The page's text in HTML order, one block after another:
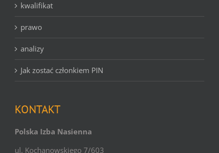
kwalifikat
prawo
analizy
Jak zostać członkiem PIN
KONTAKT
Polska Izba Nasienna
ul. Kochanowskiego 7/603